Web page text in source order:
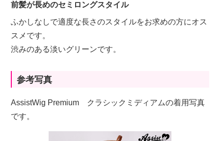
前髪が長めのセミロングスタイル
ふかしなしで適度な長さのスタイルをお求めの方にオス
スメです。
渋みのある淡いグリーンです。
参考写真
AssistWig Premium クラシックミディアムの着用写真
です。